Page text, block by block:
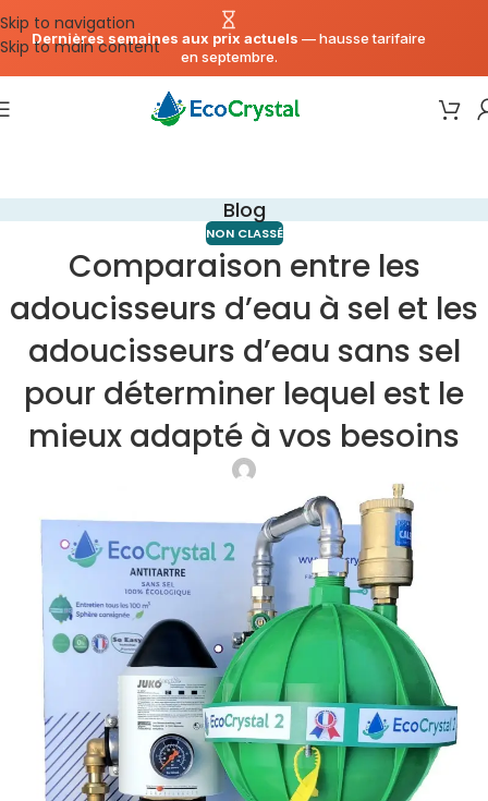
Dernières semaines aux prix actuels — hausse tarifaire
en septembre.
Skip to navigation
Skip to main content
Blog
NON CLASSÉ
Comparaison entre les
adoucisseurs d’eau à sel et les
adoucisseurs d’eau sans sel
pour déterminer lequel est le
mieux adapté à vos besoins